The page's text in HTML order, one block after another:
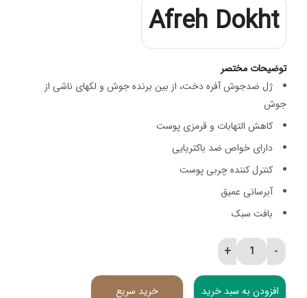
Afreh Dokht
توضیحات مختصر
ژل ضدجوش آفره دخت، از بین برنده جوش و لکهای ناشی از
جوش
کاهش التهابات و قرمزی پوست
دارای خواص ضد باکتریایی
کنترل کننده چربی پوست
آبرسانی عمیق
بافت سبک
ژل ضد جوش آفره دوخت quantity
افزودن به سبد خرید خرید سریع